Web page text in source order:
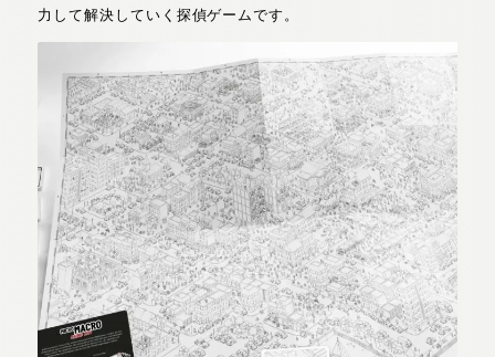
力して解決していく探偵ゲームです。